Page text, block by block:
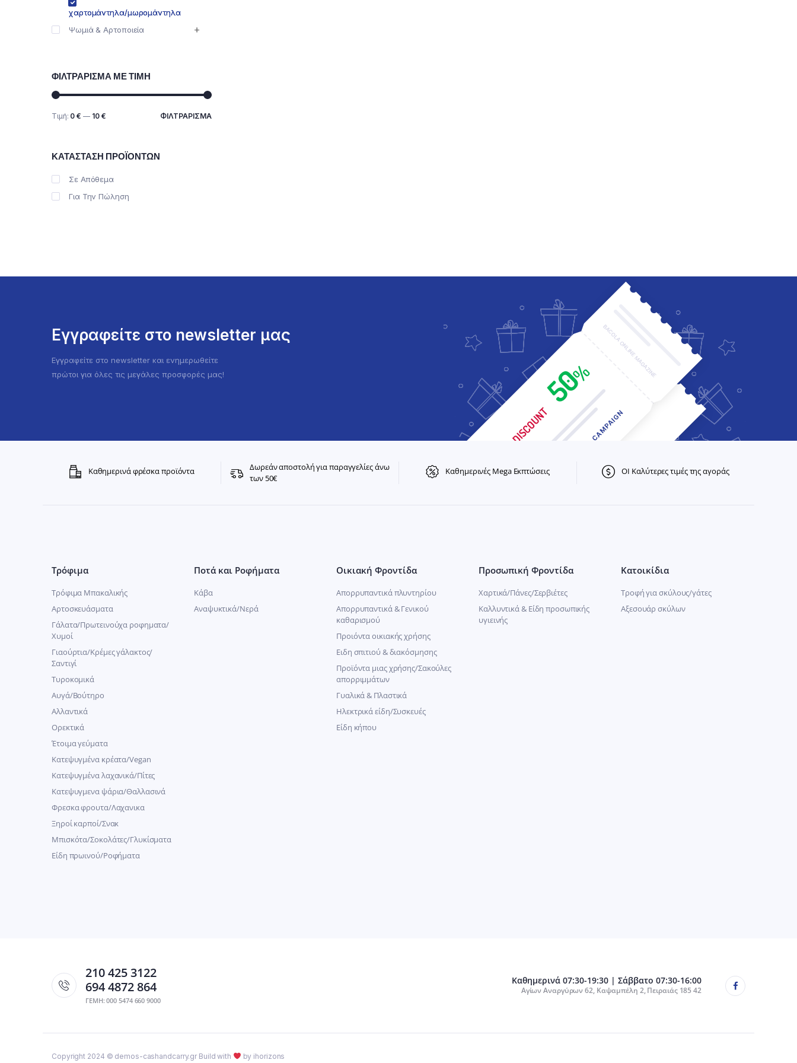
χαρτομάντηλα/μωρομάντηλα
Ψωμιά & Αρτοποιεία
ΦΙΛΤΡΆΡΙΣΜΑ ΜΕ ΤΙΜΉ
Ελάχιστη
Μέγιστη
ΦΙΛΤΡΆΡΙΣΜΑ
Τιμή: 0 € — 10 €
ΚΑΤΆΣΤΑΣΗ ΠΡΟΪΌΝΤΩΝ
Σε Απόθεμα
Για Την Πώληση
Εγγραφείτε στο newsletter μας
Εγγραφείτε στο newsletter και ενημερωθείτε
πρώτοι για όλες τις μεγάλες προσφορές μας!
Καθημερινά φρέσκα προϊόντα
Δωρεάν αποστολή για παραγγελίες άνω
των 50€
Καθημερινές Mega Εκπτώσεις ΟΙ Καλύτερες τιμές της αγοράς
Τρόφιμα
Τρόφιμα Μπακαλικής
Αρτοσκευάσματα
Γάλατα/Πρωτεινούχα ροφηματα/
Χυμοί
Γιαούρτια/Κρέμες γάλακτος/
Σαντιγί
Τυροκομικά
Αυγά/Βούτηρο
Αλλαντικά
Ορεκτικά
Έτοιμα γεύματα
Κατεψυγμένα κρέατα/Vegan
Kατεψυγμένα λαχανικά/Πίτες
Κατεψυγμενα ψάρια/Θαλλασινά
Φρεσκα φρουτα/Λαχανικα
Ξηροί καρποί/Σνακ
Μπισκότα/Σοκολάτες/Γλυκίσματα
Είδη πρωινού/Ροφήματα
Ποτά και Ροφήματα
Κάβα
Αναψυκτικά/Νερά
Οικιακή Φροντίδα
Απορρυπαντικά πλυντηρίου
Απορρυπαντικά & Γενικού
καθαρισμού
Προιόντα οικιακής χρήσης
Ειδη σπιτιού & διακόσμησης
Προϊόντα μιας χρήσης/Σακούλες
απορριμμάτων
Γυαλικά & Πλαστικά
Ηλεκτρικά είδη/Συσκευές
Είδη κήπου
Προσωπική Φροντίδα
Χαρτικά/Πάνες/Σερβιέτες
Καλλυντικά & Είδη προσωπικής
υγιεινής
Κατοικίδια
Τροφή για σκύλους/γάτες
Αξεσουάρ σκύλων
210 425 3122
694 4872 864
ΓΕΜΗ: 000 5474 660 9000
Καθημερινά 07:30-19:30 | Σάββατο 07:30-16:00
Αγίων Αναργύρων 62, Καψαμπέλη 2, Πειραιάς 185 42
Copyright 2024 © demos-cashandcarry.gr Build with by ihorizons